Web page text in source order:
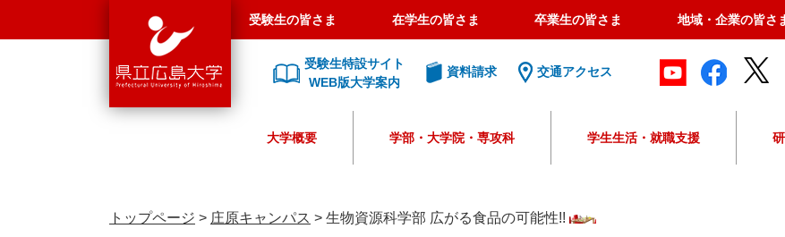
島
大
受験生の皆さま 在学生の皆さま 卒業生の皆さま 地域・企業の皆さ
受験生特設サイト
WEB版大学案内
資料請求 交通アクセス
大学概要 学部・大学院・専攻科 学生生活・就職支援
トップページ > 庄原キャンパス > 生物資源科学部 広がる食品の可能性!!